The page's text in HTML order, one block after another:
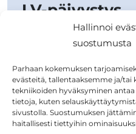
Hallinnoi
suostumusta
Parhaan kokemuksen
evästeitä, tallentaaksemme ja/
tekniikoiden hyväksyminen
tietoja, kuten
sivustolla. Suostumuksen
haitallisesti tiettyihin
LV-päivystys
ark. 16–07 ja
044 5198 724